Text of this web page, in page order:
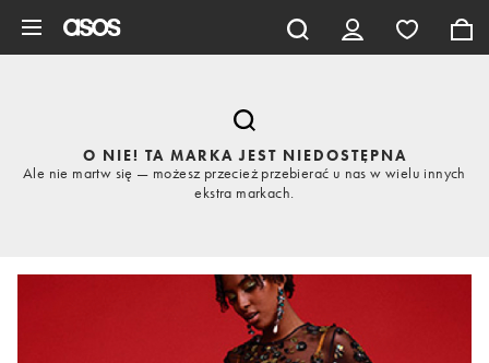
O NIE! TA MARKA JEST NIEDOSTĘPNA
Ale nie martw się — możesz przecież przebierać u nas w wielu innych
ekstra markach.